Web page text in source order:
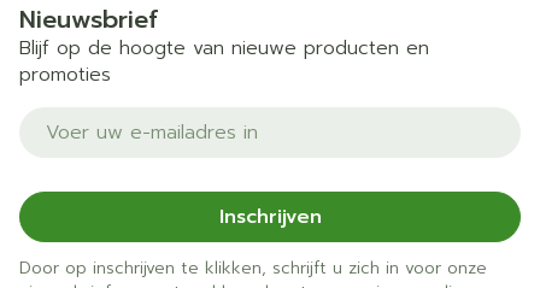
Nieuwsbrief
Blijf op de hoogte van nieuwe producten en
promoties
E-mail adres
Inschrijven
Door op inschrijven te klikken, schrijft u zich in voor onze